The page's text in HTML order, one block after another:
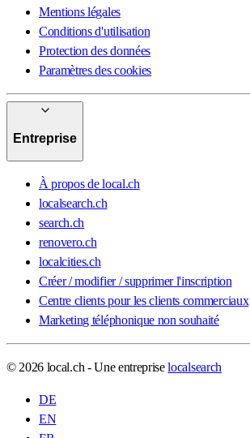
Mentions légales
Conditions d'utilisation
Protection des données
Paramètres des cookies
Entreprise
À propos de local.ch
localsearch.ch
search.ch
renovero.ch
localcities.ch
Créer / modifier / supprimer l'inscription
Centre clients pour les clients commerciaux
Marketing téléphonique non souhaité
© 2026 local.ch - Une entrepriselocalsearch
DE
EN